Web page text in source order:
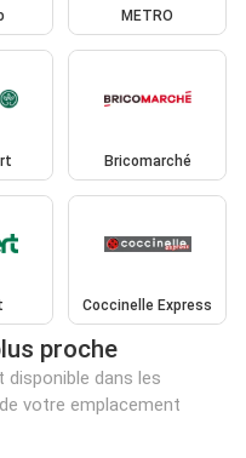
METRO
Bricomarché
Coccinelle Express
proche
dans les
votre emplacement